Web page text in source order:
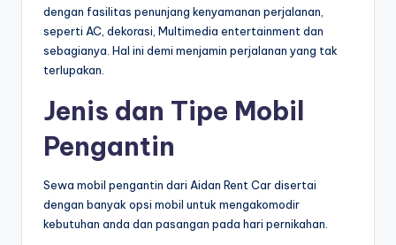
dengan fasilitas penunjang kenyamanan perjalanan,
seperti AC, dekorasi, Multimedia entertainment dan
sebagianya. Hal ini demi menjamin perjalanan yang tak
terlupakan.
Jenis dan Tipe Mobil
Pengantin
Sewa mobil pengantin dari Aidan Rent Car disertai
dengan banyak opsi mobil untuk mengakomodir
kebutuhan anda dan pasangan pada hari pernikahan.